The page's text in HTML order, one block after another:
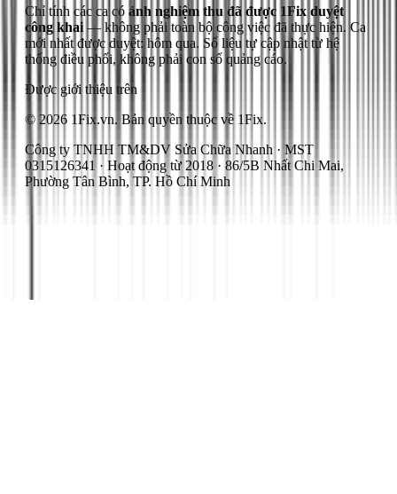
Chỉ tính các ca có ảnh nghiệm thu đã được 1Fix duyệt
công khai — không phải toàn bộ công việc đã thực hiện. Ca
mới nhất được duyệt: hôm qua. Số liệu tự cập nhật từ hệ
thống điều phối, không phải con số quảng cáo.
Được giới thiệu trên
© 2026 1Fix.vn. Bản quyền thuộc về 1Fix.
Công ty TNHH TM&DV Sửa Chữa Nhanh · MST
0315126341 · Hoạt động từ 2018 · 86/5B Nhất Chi Mai,
Phường Tân Bình, TP. Hồ Chí Minh